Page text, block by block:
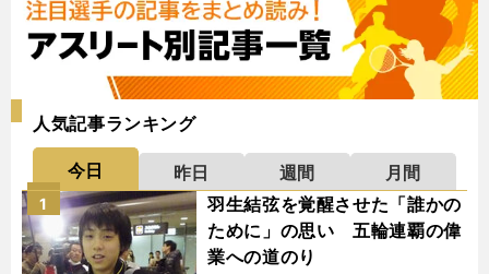
人気記事ランキング
今日 昨日 週間
月間
羽生結弦を覚醒させた「誰かの
ために」の思い 五輪連覇の偉
業への道のり
1